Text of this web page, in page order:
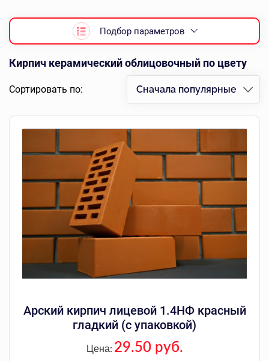
Подбор параметров
Кирпич керамический облицовочный по цвету
Сортировать по: Сначала популярные
Арский кирпич лицевой 1.4НФ красный
гладкий (с упаковкой)
Цена: 29.50 руб.